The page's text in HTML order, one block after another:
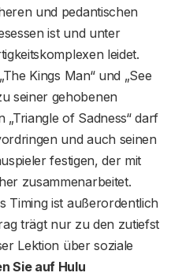
und pedantischen
ist und unter
leidet.
Kings Man“ und „See
seiner gehobenen
of Sadness“ darf
und auch seinen
festigen, der mit
zusammenarbeitet.
Timing ist außerordentlich
trägt nur zu den zutiefst
Lektion über soziale
Sie auf Hulu